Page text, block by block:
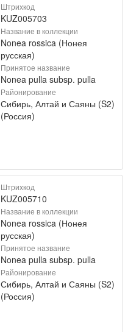
Штрихкод
KUZ005703
Название в коллекции
Nonea rossica (Нонея
русская)
Принятое название
Nonea pulla subsp. pulla
Районирование
Сибирь, Алтай и Саяны (S2)
(Россия)
Штрихкод
KUZ005710
Название в коллекции
Nonea rossica (Нонея
русская)
Принятое название
Nonea pulla subsp. pulla
Районирование
Сибирь, Алтай и Саяны (S2)
(Россия)